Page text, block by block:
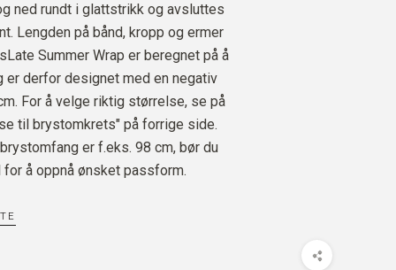
ned rundt i glattstrikk og avsluttes
Lengden på bånd, kropp og ermer
Summer Wrap er beregnet på å
derfor designet med en negativ
For å velge riktig størrelse, se på
til brystomkrets" på forrige side.
er f.eks. 98 cm, bør du
å oppnå ønsket passform.